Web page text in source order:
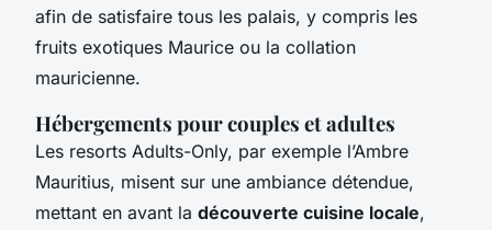
afin de satisfaire tous les palais, y compris les
fruits exotiques Maurice ou la collation
mauricienne.
Hébergements pour couples et adultes
Les resorts Adults-Only, par exemple l’Ambre
Mauritius, misent sur une ambiance détendue,
mettant en avant la découverte cuisine locale,